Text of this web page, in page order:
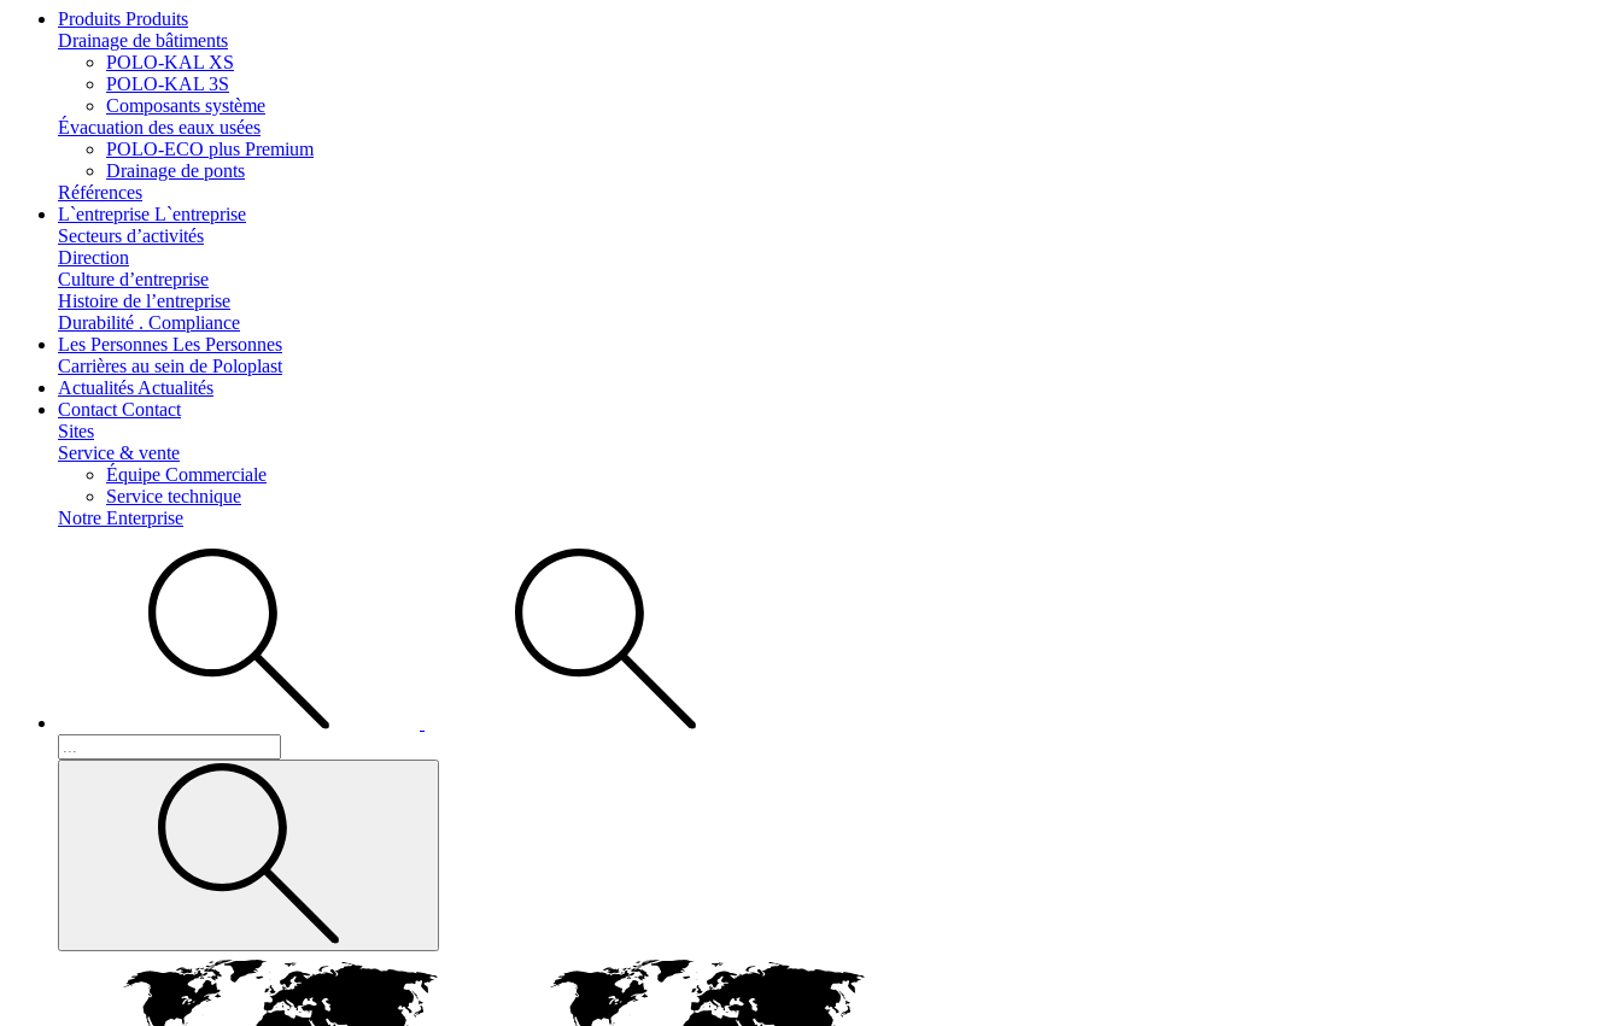
Produits Produits
Drainage de bâtiments
POLO-KAL XS
POLO-KAL 3S
Composants système
Évacuation des eaux usées
POLO-ECO plus Premium
Drainage de ponts
Références
L`entreprise L`entreprise
Secteurs d’activités
Direction
Culture d’entreprise
Histoire de l’entreprise
Durabilité . Compliance
Les Personnes Les Personnes
Carrières au sein de Poloplast
Actualités Actualités
Contact Contact
Sites
Service & vente
Équipe Commerciale
Service technique
Notre Enterprise